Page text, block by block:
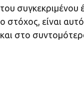
του συγκεκριμένου
ο στόχος, είναι
και στο